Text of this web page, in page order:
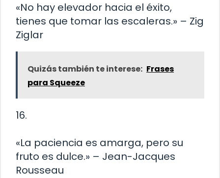
«No hay elevador hacia el éxito,
tienes que tomar las escaleras.» – Zig
Ziglar
Quizás también te interese: Frases
para Squeeze
16.
«La paciencia es amarga, pero su
fruto es dulce.» – Jean-Jacques
Rousseau